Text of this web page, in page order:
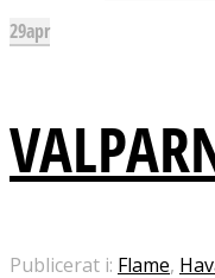
29apr
Publicerat i: Flame,